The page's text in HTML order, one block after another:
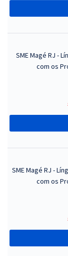
SME Magé RJ -
com os
SME Magé RJ -
com os